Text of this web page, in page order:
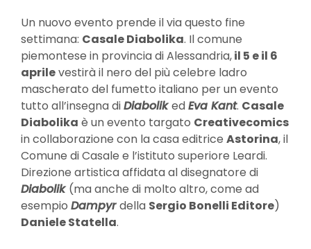
Un nuovo evento prende il via questo fine
settimana: Casale Diabolika. Il comune
piemontese in provincia di Alessandria,il 5 e il 6
aprilevestirà il nero del più celebre ladro
mascherato del fumetto italiano per un evento
tutto all’insegna diDiabolik edEva Kant. Casale
Diabolika è un evento targato Creativecomics
in collaborazione con la casa editrice Astorina, il
Comune di Casale e l’istituto superiore Leardi.
Direzione artistica affidata al disegnatore di
Diabolik (ma anche di molto altro, come ad
esempio Dampyr della Sergio Bonelli Editore)
Daniele Statella.